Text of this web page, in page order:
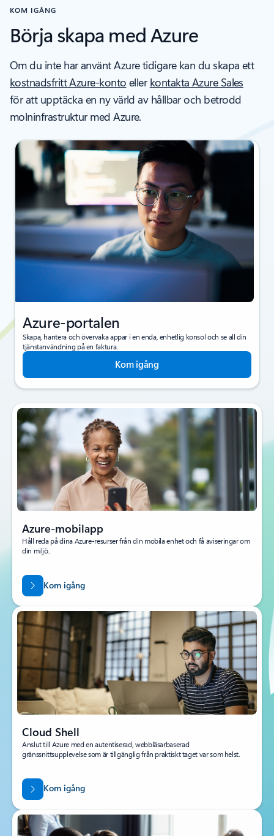
KOM IGÅNG
Börja skapa med Azure
Om du inte har använt Azure tidigare kan du skapa ett
kostnadsfritt Azure-konto ellerkontakta Azure Sales
för att upptäcka en ny värld av hållbar och betrodd
molninfrastruktur med Azure.
Azure-portalen
Skapa, hantera och övervaka appar i en enda, enhetlig konsol och se all din
tjänstanvändning på en faktura.
Kom igång
Azure-mobilapp
Håll reda på dina Azure-resurser från din mobila enhet och få aviseringar om
din miljö.
Kom igång
Cloud Shell
Anslut till Azure med en autentiserad, webbläsarbaserad
gränssnittsupplevelse som är tillgänglig från praktiskt taget var som helst.
Kom igång